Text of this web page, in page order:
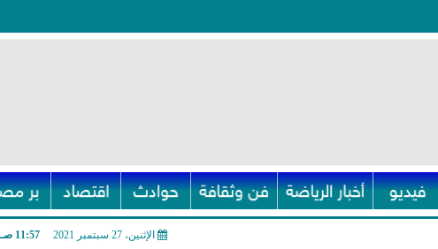
فيديو أخبار الرياضة فن وثقافة حوادث اقتصاد بر
الإثنين، 27 سبتمبر 2021 11:57 صـ